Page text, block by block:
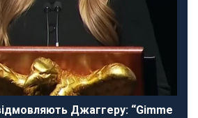
Джаггеру: “Gimme